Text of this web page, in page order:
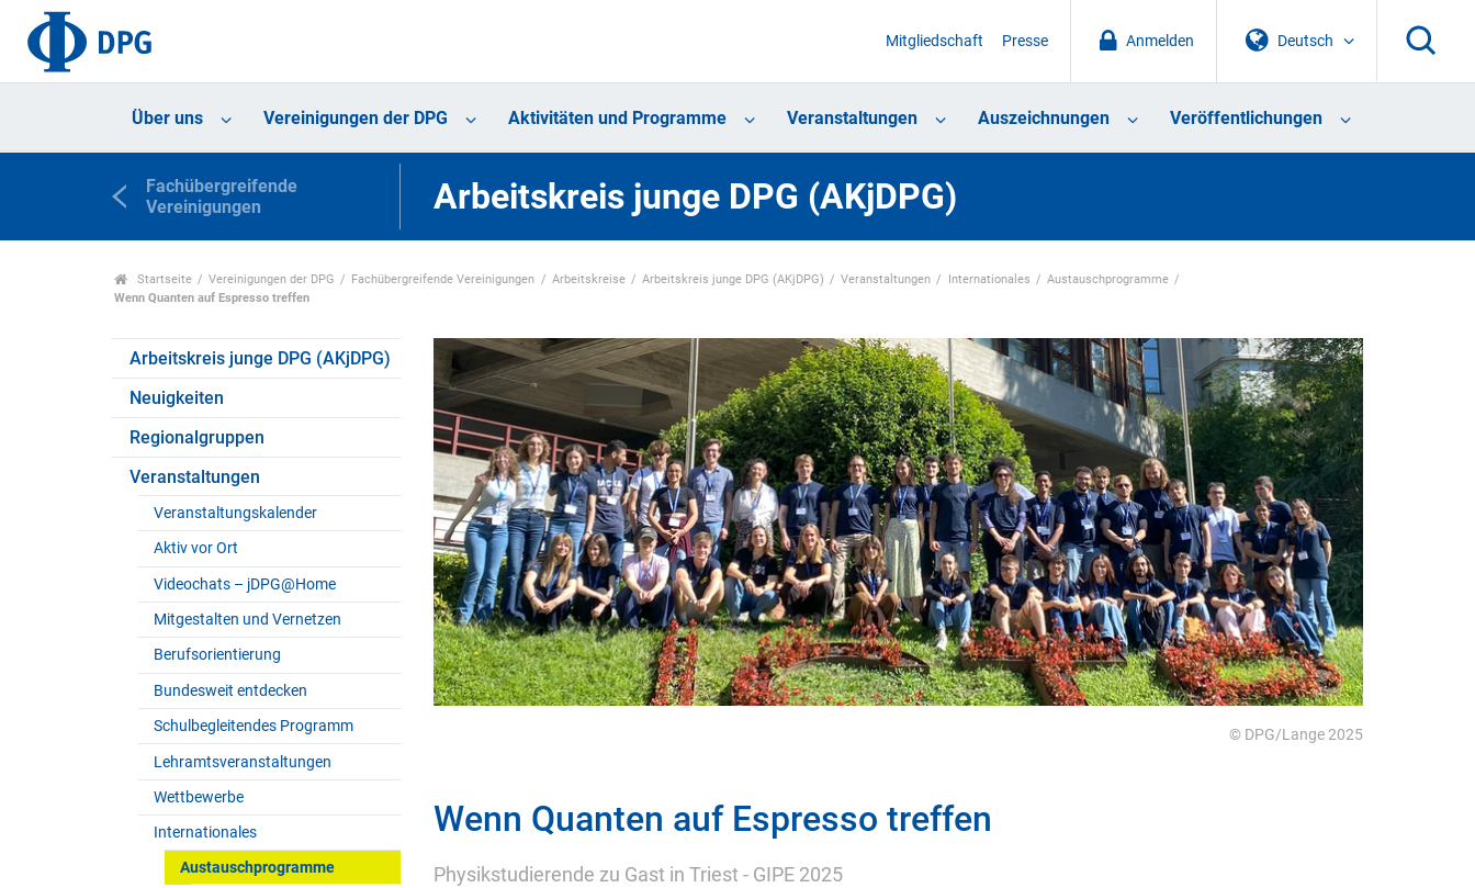
Deutsch
Anmelden
Mitgliedschaft Presse
Über uns Vereinigungen der DPG Aktivitäten und Programme Veranstaltungen Auszeichnungen Veröffentlichungen
Fachübergreifende
Vereinigungen
Arbeitskreis junge DPG (AKjDPG)
Startseite Vereinigungen der DPG Fachübergreifende Vereinigungen Arbeitskreise Arbeitskreis junge DPG (AKjDPG) Veranstaltungen Internationales
Austauschprogramme
Wenn Quanten auf Espresso treffen
Arbeitskreis junge DPG (AKjDPG)
Neuigkeiten
Regionalgruppen
Veranstaltungen
Veranstaltungskalender
Aktiv vor Ort
Videochats – jDPG@Home
Mitgestalten und Vernetzen
Berufsorientierung
Bundesweit entdecken
Schulbegleitendes Programm
Lehramtsveranstaltungen
Wettbewerbe
Internationales
Austauschprogramme
© DPG/Lange 2025
Wenn Quanten auf Espresso treffen
Physikstudierende zu Gast in Triest - GIPE 2025